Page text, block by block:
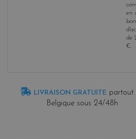
en
bon
de
€.
LIVRAISON GRATUITE partout
Belgique sous 24/48h